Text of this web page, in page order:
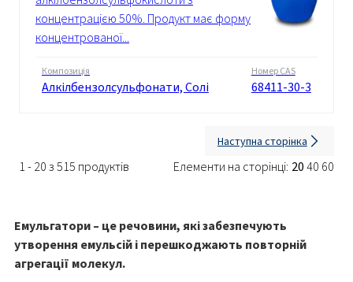
концентрацією 50%. Продукт має форму
концентрованої...
Композиція
Алкілбензолсульфонати, Солі
Номер CAS
68411-30-3
1 - 20 з 515 продуктів Елементи на сторінці: 2040 60
Наступна сторінка
Емульгатори – це речовини, які забезпечують
утворення емульсій і перешкоджають повторній
агрегації молекул.